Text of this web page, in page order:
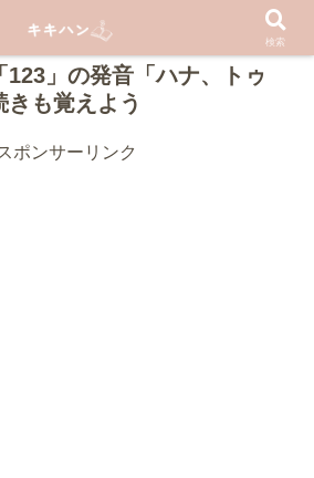
」の発音「ハナ、トゥ
も覚えよう
ポンサーリンク
検索